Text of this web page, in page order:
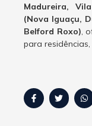
Madureira,
(Nova Iguaçu,
Belford Roxo),
para